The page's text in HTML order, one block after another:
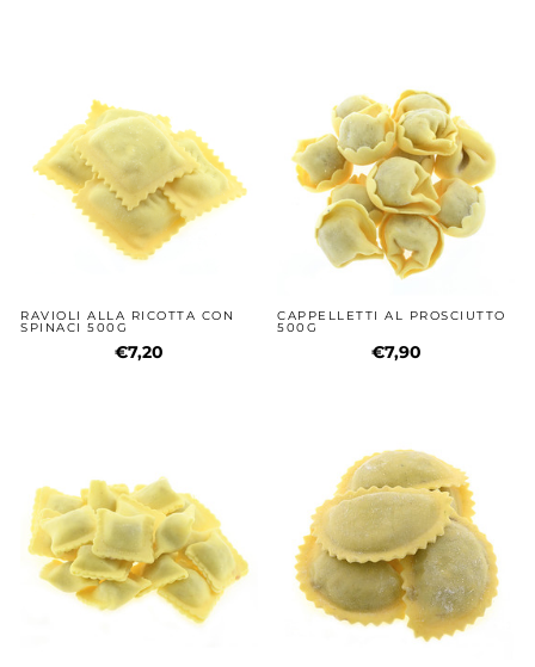
RAVIOLI ALLA RICOTTA CON
SPINACI 500G
€7,20
CAPPELLETTI AL PROSCIUTTO
500G
€7,90